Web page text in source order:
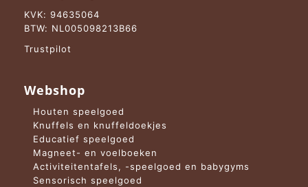
KVK: 94635064
BTW: NL005098213B66
Trustpilot
Webshop
Houten speelgoed
Knuffels en knuffeldoekjes
Educatief speelgoed
Magneet- en voelboeken
Activiteitentafels, -speelgoed en babygyms
Sensorisch speelgoed